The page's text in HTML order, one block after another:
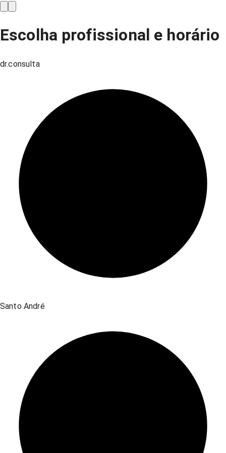
Escolha profissional e horário
dr.consulta
Santo André